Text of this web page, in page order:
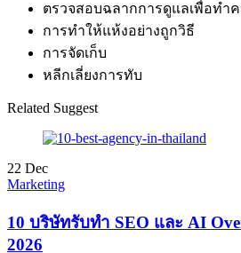
ตรวจสอบฉลากการดูแลเพื่อทำ
การทำให้แห้งอย่างถูกวิธี
การจัดเก็บ
หลีกเลี่ยงการทับ
Related Suggest
22 Dec
Marketing
10 บริษัทรับทำ SEO และ AI
2026